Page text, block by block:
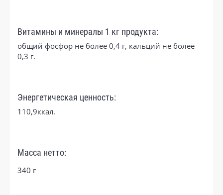
Витамины и минералы 1 кг продукта:
общий фосфор не более 0,4 г, кальций не более
0,3 г.
Энергетическая ценность:
110,9ккал.
Масса нетто:
340 г